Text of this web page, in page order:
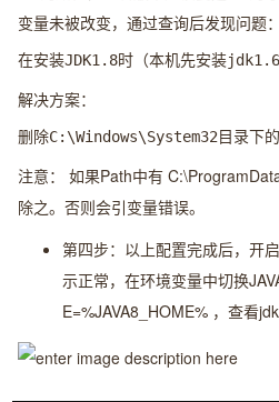
变量未被改变，通过查询后发现问题：
解决方案：
注意： 如果Path中有
除之。否则会引变量错误。
第四步：以上配置完成后，开
示正常，在环境变量中切换
E=%JAVA8_HOME% ，查看